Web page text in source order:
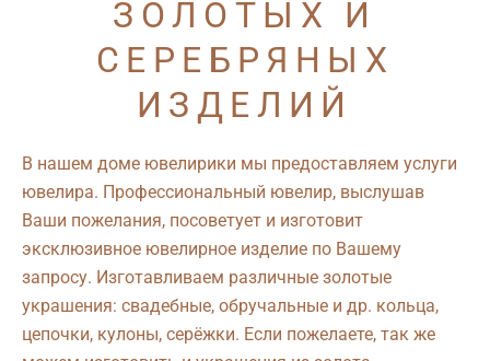
ЗОЛОТЫХ И
СЕРЕБРЯНЫХ
ИЗДЕЛИЙ
В нашем доме ювелирики мы предоставляем услуги
ювелира. Профессиональный ювелир, выслушав
Ваши пожелания, посоветует и изготовит
эксклюзивное ювелирное изделие по Вашему
запросу. Изготавливаем различные золотые
украшения: свадебные, обручальные и др. кольца,
цепочки, кулоны, серёжки. Если пожелаете, так же